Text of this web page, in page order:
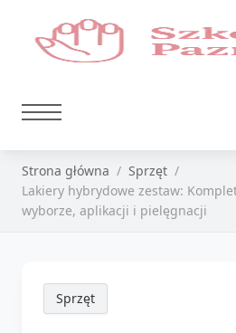
Strona główna
Sprzęt
Lakiery hybrydowe zestaw:
wyborze, aplikacji i pielęgnacji
Sprzęt